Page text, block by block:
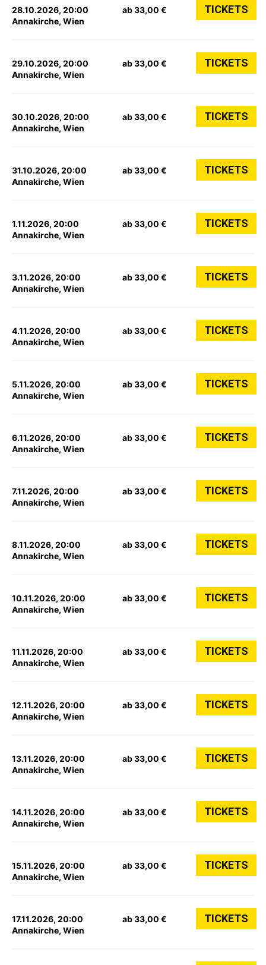
28.10.2026, 20:00
Annakirche, Wien
ab 33,00 € TICKETS
29.10.2026, 20:00
Annakirche, Wien
ab 33,00 € TICKETS
30.10.2026, 20:00
Annakirche, Wien
ab 33,00 € TICKETS
31.10.2026, 20:00
Annakirche, Wien
ab 33,00 € TICKETS
1.11.2026, 20:00
Annakirche, Wien
ab 33,00 € TICKETS
3.11.2026, 20:00
Annakirche, Wien
ab 33,00 € TICKETS
4.11.2026, 20:00
Annakirche, Wien
ab 33,00 € TICKETS
5.11.2026, 20:00
Annakirche, Wien
ab 33,00 € TICKETS
6.11.2026, 20:00
Annakirche, Wien
ab 33,00 € TICKETS
7.11.2026, 20:00
Annakirche, Wien
ab 33,00 € TICKETS
8.11.2026, 20:00
Annakirche, Wien
ab 33,00 € TICKETS
10.11.2026, 20:00
Annakirche, Wien
ab 33,00 € TICKETS
11.11.2026, 20:00
Annakirche, Wien
ab 33,00 € TICKETS
12.11.2026, 20:00
Annakirche, Wien
ab 33,00 € TICKETS
13.11.2026, 20:00
Annakirche, Wien
ab 33,00 € TICKETS
14.11.2026, 20:00
Annakirche, Wien
ab 33,00 € TICKETS
15.11.2026, 20:00
Annakirche, Wien
ab 33,00 € TICKETS
17.11.2026, 20:00
Annakirche, Wien
ab 33,00 € TICKETS